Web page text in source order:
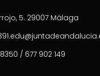
5. 29007 Málaga
/ 677 902 149